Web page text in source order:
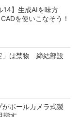
14】生成AIを味方
を使いこなそう！
」は禁物 締結部設
ポールカメラ式製
指す